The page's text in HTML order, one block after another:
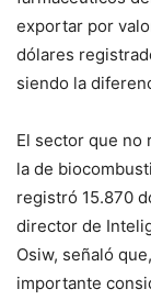
exportar por
dólares
siendo la
El sector que no
la de
registró 15.870
director de
Osiw, señaló
importante